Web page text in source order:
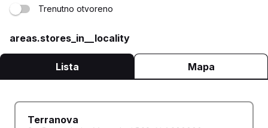
Trenutno otvoreno
areas.stores_in__locality
Lista Mapa
Terranova